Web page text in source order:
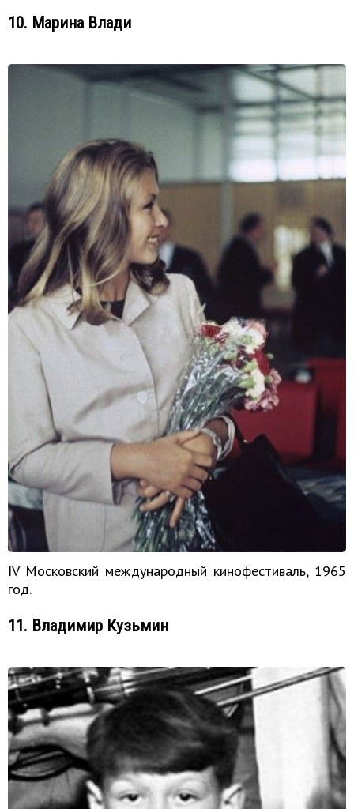
10. Марина Влади
IV Московский международный кинофестиваль, 1965
год.
11. Владимир Кузьмин